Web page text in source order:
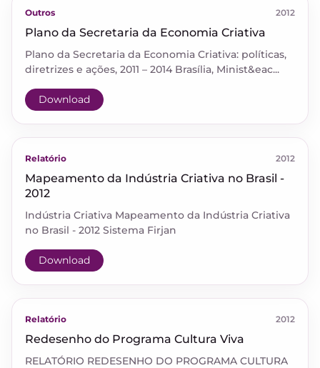
Outros 2012
Plano da Secretaria da Economia Criativa
Plano da Secretaria da Economia Criativa: políticas,
diretrizes e ações, 2011 – 2014 Brasília, Minist&eac...
Download
Relatório 2012
Mapeamento da Indústria Criativa no Brasil -
2012
Indústria Criativa Mapeamento da Indústria Criativa
no Brasil - 2012 Sistema Firjan
Download
Relatório 2012
Redesenho do Programa Cultura Viva
RELATÓRIO REDESENHO DO PROGRAMA CULTURA